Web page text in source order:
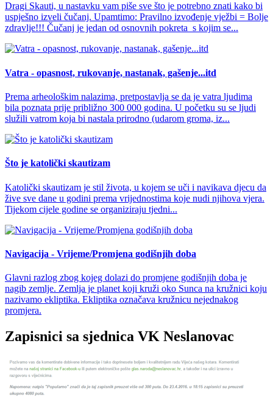
Dragi Skauti, u nastavku vam piše sve što je potrebno znati kako bi
uspješno izveli čučanj. Upamtimo: Pravilno izvođenje vježbi = Bolje
zdravlje!!! Čučanj je jedan od osnovnih pokreta s kojim se...
Vatra - opasnost, rukovanje, nastanak, gašenje...itd
Prema arheološkim nalazima, pretpostavlja se da je vatra ljudima
bila poznata prije približno 300 000 godina. U početku su se ljudi
služili vatrom koja bi nastala prirodno (udarom groma, iz...
Što je katolički skautizam
Katolički skautizam je stil života, u kojem se uči i navikava djecu da
žive sve dane u godini prema vrijednostima koje nudi njihova vjera.
Tijekom cijele godine se organiziraju tjedni...
Navigacija - Vrijeme/Promjena godišnjih doba
Glavni razlog zbog kojeg dolazi do promjene godišnjih doba je
nagib zemlje. Zemlja je planet koji kruži oko Sunca na kružnici koju
nazivamo ekliptika. Ekliptika označava kružnicu nejednakog
promjera.
Zapisnici sa sjednica VK Neslanovac